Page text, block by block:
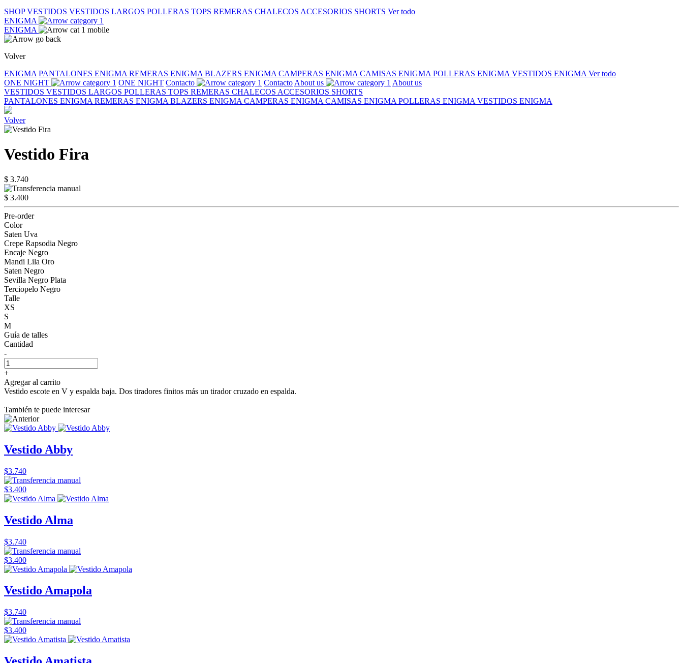
SHOP VESTIDOS VESTIDOS LARGOS POLLERAS TOPS REMERAS CHALECOS ACCESORIOS SHORTS Ver todo
ENIGMA
ENIGMA
Volver
ENIGMA PANTALONES ENIGMA REMERAS ENIGMA BLAZERS ENIGMA CAMPERAS ENIGMA CAMISAS ENIGMA POLLERAS ENIGMA VESTIDOS ENIGMA Ver todo
ONE NIGHT
ONE NIGHT Contacto Contacto About us
About us
VESTIDOS VESTIDOS LARGOS POLLERAS TOPS REMERAS CHALECOS ACCESORIOS SHORTS
PANTALONES ENIGMA REMERAS ENIGMA BLAZERS ENIGMA CAMPERAS ENIGMA CAMISAS ENIGMA POLLERAS ENIGMA VESTIDOS ENIGMA
Volver
Vestido Fira
$ 3.740
$ 3.400
Pre-order
Color
Saten Uva
Crepe Rapsodia Negro
Encaje Negro
Mandi Lila Oro
Saten Negro
Sevilla Negro Plata
Terciopelo Negro
Talle
XS
S
M
Guía de talles
Cantidad
-
+
Agregar al carrito
Vestido escote en V y espalda baja. Dos tiradores finitos más un tirador cruzado en espalda.
También te puede interesar
Vestido Abby
$3.740
$3.400
Vestido Alma
$3.740
$3.400
Vestido Amapola
$3.740
$3.400